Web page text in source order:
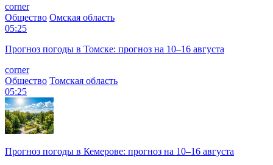
corner
Общество Омская область
05:25
Прогноз погоды в Томске: прогноз на 10–16 августа
corner
Общество Томская область
05:25
Прогноз погоды в Кемерове: прогноз на 10–16 августа